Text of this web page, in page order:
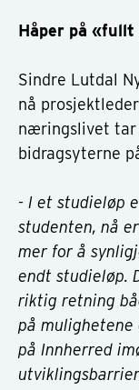
Håper på
Sindre Lutdal
nå
næringslivet tar
bidragsyterne
- I et studieløp
studenten, nå
mer for å
endt studieløp.
riktig retning
på
på Innherred